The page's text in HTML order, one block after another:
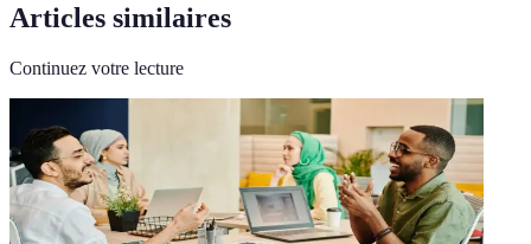
Articles similaires
Continuez votre lecture